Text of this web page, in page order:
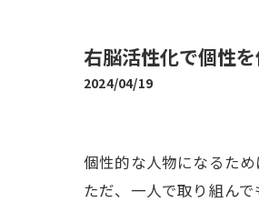
右脳活性化で個性
2024/04/19
個性的な人物になるため
ただ、一人で取り組んで